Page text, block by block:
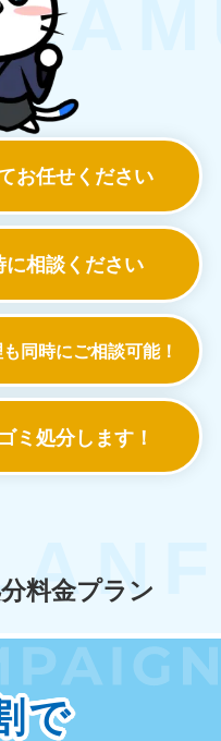
お任せください
に相談ください
同時にご相談可能！
ミ処分します！
料金プラン
で